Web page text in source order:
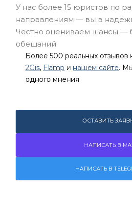
У нас более 15 юристов по
направлениям — вы в
Честно оцениваем шансы —
обещаний
Более 500 реальных отзывов
2Gis, Flamp и нашем сайте.
одного мнения
ОСТАВИТЬ
НАПИСАТЬ В
НАПИСАТЬ В